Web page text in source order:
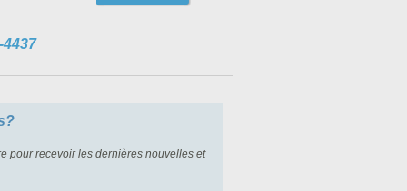
4437
pour recevoir les dernières nouvelles et